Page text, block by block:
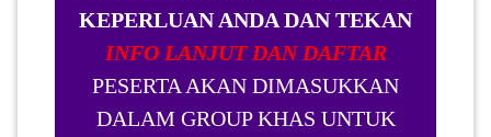
KEPERLUAN ANDA DAN TEKAN
INFO LANJUT DAN DAFTAR
PESERTA AKAN DIMASUKKAN
DALAM GROUP KHAS UNTUK